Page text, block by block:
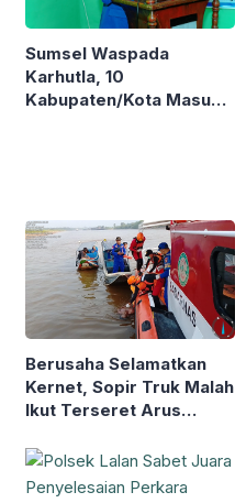
Sumsel Waspada
Karhutla, 10
Kabupaten/Kota Masuk
Berusaha Selamatkan
Kernet, Sopir Truk Malah
Ikut Terseret Arus